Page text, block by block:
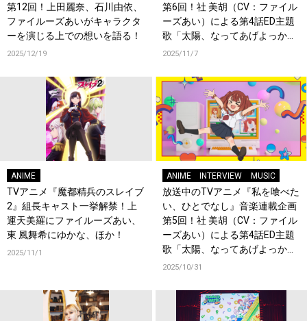
第12回！上田麗奈、石川由依、
ファイルーズあいがキャラクタ
ーを演じる上での想いを語る！
2025/12/19
第6回！社 美胡（CV：ファイル
ーズあい）による第4話ED主題
歌「太陽、なってあげよっか？
♡」エンディング映像ディレク
ーが公開！
2025/11/7
ANIME
TVアニメ『魔都精兵のスレイブ
2』組長キャスト一挙解禁！上
運天美羅にファイルーズあい、
東 風舞希にゆかな、ほか！
2025/11/1
ANIME INTERVIEW MUSIC
放送中のTVアニメ『私を喰べた
い、ひとでなし』音楽連載企画
第5回！社 美胡（CV：ファイル
ーズあい）による第4話ED主題
歌「太陽、なってあげよっか？
♡」のクリエイター陣による対
2025/10/31